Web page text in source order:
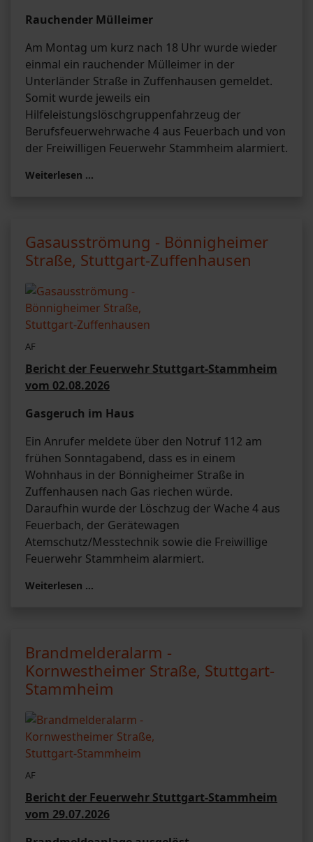
Rauchender Mülleimer
Am Montag um kurz nach 18 Uhr wurde wieder
einmal ein rauchender Mülleimer in der
Unterländer Straße in Zuffenhausen gemeldet.
Somit wurde jeweils ein
Hilfeleistungslöschgruppenfahrzeug der
Berufsfeuerwehrwache 4 aus Feuerbach und von
der Freiwilligen Feuerwehr Stammheim alarmiert.
Weiterlesen …
Gasausströmung - Bönnigheimer
Straße, Stuttgart-Zuffenhausen
AF
Bericht der Feuerwehr Stuttgart-Stammheim
vom 02.08.2026
Gasgeruch im Haus
Ein Anrufer meldete über den Notruf 112 am
frühen Sonntagabend, dass es in einem
Wohnhaus in der Bönnigheimer Straße in
Zuffenhausen nach Gas riechen würde.
Daraufhin wurde der Löschzug der Wache 4 aus
Feuerbach, der Gerätewagen
Atemschutz/Messtechnik sowie die Freiwillige
Feuerwehr Stammheim alarmiert.
Weiterlesen …
Brandmelderalarm -
Kornwestheimer Straße, Stuttgart-
Stammheim
AF
Bericht der Feuerwehr Stuttgart-Stammheim
vom 29.07.2026